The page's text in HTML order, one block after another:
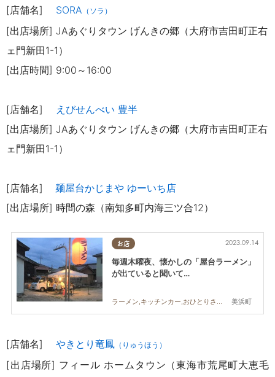
[店舗名] SORA （ソラ）
[出店場所] JAあぐりタウン げんきの郷（大府市吉田町正右
ェ門新田1-1）
[出店時間] 9:00～16:00
[店舗名]
えびせんべい 豊半
[出店場所] JAあぐりタウン げんきの郷（大府市吉田町正右
ェ門新田1-1）
[店舗名] 麺屋台かじまや ゆーいち店
[出店場所] 時間の森（南知多町内海三ツ合12）
お店
美浜町
2023.09.14
毎週木曜夜、懐かしの「屋台ラーメン」
が出ていると聞いて…
ラーメン,キッチンカー,おひとりさま,友人
[店舗名] やきとり竜鳳 （りゅうほう）
[出店場所] フィール ホームタウン（東海市荒尾町大恵毛